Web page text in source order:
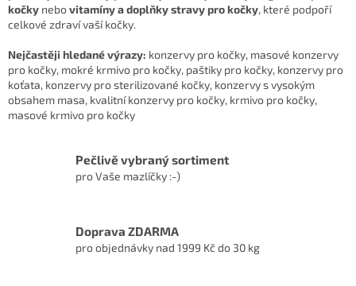
kočky nebovitamíny a doplňky stravy pro kočky, které podpoří
celkové zdraví vaší kočky.
Nejčastěji hledané výrazy: konzervy pro kočky, masové konzervy
pro kočky, mokré krmivo pro kočky, paštiky pro kočky, konzervy pro
koťata, konzervy pro sterilizované kočky, konzervy s vysokým
obsahem masa, kvalitní konzervy pro kočky, krmivo pro kočky,
masové krmivo pro kočky
Pečlivě vybraný sortiment
pro Vaše mazlíčky :-)
Doprava ZDARMA
pro objednávky nad 1999 Kč do 30 kg